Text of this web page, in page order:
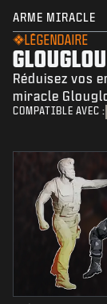
ARME MIRACLE
LÉGENDAIRE
GLOUGLOU
Réduisez vos
miracle
COMPATIBLE AVEC :